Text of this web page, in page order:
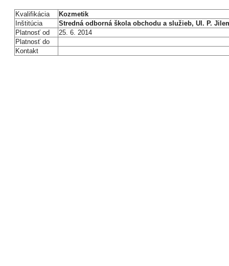
Kvalifikácia
Kozmetik
Inštitúcia
Stredná odborná škola obchodu a služieb, Ul. P.
Platnosť od
25. 6. 2014
Platnosť do
Kontakt